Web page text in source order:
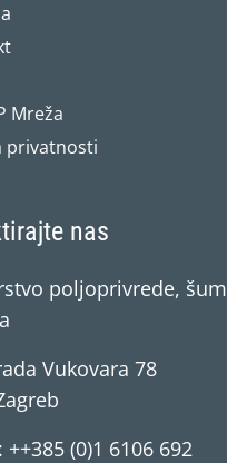
Mreža
privatnosti
nas
poljoprivrede,
Vukovara 78
(0)1 6106 692